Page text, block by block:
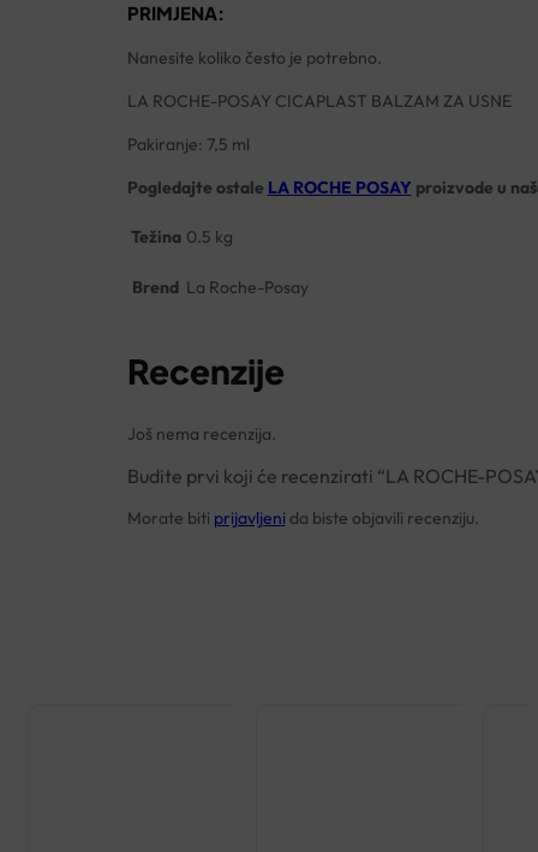
PRIMJENA:
Nanesite koliko često je potrebno.
LA ROCHE-POSAY CICAPLAST BALZAM ZA USNE
Pakiranje: 7,5 ml
Pogledajte ostale LA ROCHE POSAY proizvode u
Težina 0.5 kg
Brend La Roche-Posay
Recenzije
Još nema recenzija.
Budite prvi koji će recenzirati “LA ROCHE-
Morate biti prijavljeni da biste objavili recenziju.